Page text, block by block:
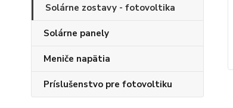
Solárne zostavy - fotovoltika
Solárne panely
Meniče napätia
Príslušenstvo pre fotovoltiku